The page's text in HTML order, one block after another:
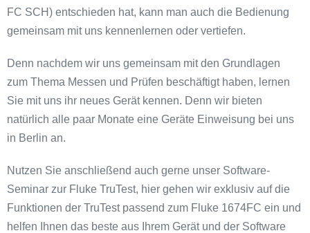
FC SCH) entschieden hat, kann man auch die Bedienung
gemeinsam mit uns kennenlernen oder vertiefen.
Denn nachdem wir uns gemeinsam mit den Grundlagen
zum Thema Messen und Prüfen beschäftigt haben, lernen
Sie mit uns ihr neues Gerät kennen. Denn wir bieten
natürlich alle paar Monate eine Geräte Einweisung bei uns
in Berlin an.
Nutzen Sie anschließend auch gerne unser Software-
Seminar zur Fluke TruTest, hier gehen wir exklusiv auf die
Funktionen der TruTest passend zum Fluke 1674FC ein und
helfen Ihnen das beste aus Ihrem Gerät und der Software